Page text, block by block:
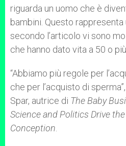
riguarda un uomo che è
bambini. Questo
secondo l’articolo vi sono
che hanno dato vita a 50 o
“Abbiamo più regole per
che per l’acquisto di
Spar, autrice di The Baby
Science and Politics Drive
Conception